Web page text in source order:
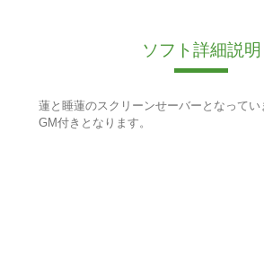
ソフト詳細説明
蓮と睡蓮のスクリーンせーバーとなって
GM付きとなります。